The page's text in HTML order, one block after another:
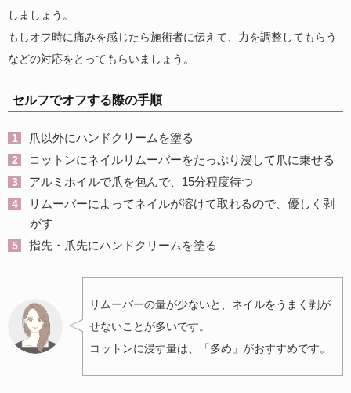
しましょう。
もしオフ時に痛みを感じたら施術者に伝えて、力を調整してもらう
などの対応をとってもらいましょう。
セルフでオフする際の手順
爪以外にハンドクリームを塗る
コットンにネイルリムーバーをたっぷり浸して爪に乗せる
アルミホイルで爪を包んで、15分程度待つ
リムーバーによってネイルが溶けて取れるので、優しく剥
がす
指先・爪先にハンドクリームを塗る
リムーバーの量が少ないと、ネイルをうまく剥が
せないことが多いです。
コットンに浸す量は、「多め」がおすすめです。